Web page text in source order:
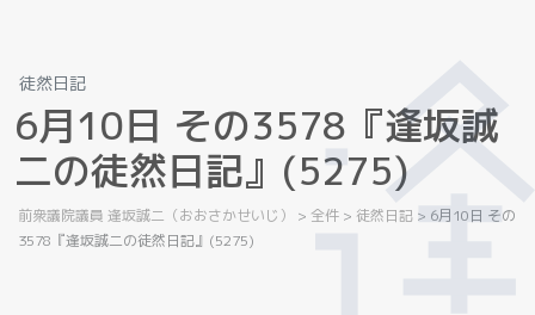
徒然日記
6月10日 その3578 『逢坂誠
二の徒然日記』 (5275)
前衆議院議員 逢坂誠二（おおさかせいじ） > 全件 > 徒然日記 > 6月10日 その
3578『逢坂誠二の徒然日記』(5275)